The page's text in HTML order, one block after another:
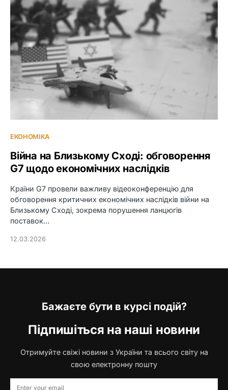
ЕКОНОМІКА
Війна на Близькому Сході: обговорення
G7 щодо економічних наслідків
Країни G7 провели важливу відеоконференцію для
обговорення критичних економічних наслідків війни на
Близькому Сході, зокрема порушення ланцюгів
поставок…
12.03.2026
Бажаєте бути в курсі подій?
Підпишіться на наші новини
Отримуйте свіжі новини з України та всього світу на
свою електронну пошту